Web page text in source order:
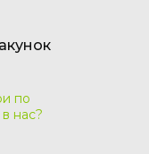
по
нас?